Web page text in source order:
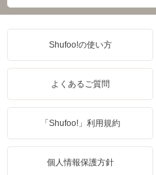
Shufoo!の使い方
よくあるご質問
「Shufoo!」利用規約
個人情報保護方針